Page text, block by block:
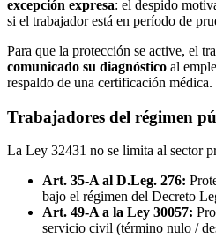
excepción expresa: el despido
si el trabajador está en período de
Para que la protección se active, el
comunicado su diagnóstico al
respaldo de una certificación médica.
Trabajadores del régimen
La Ley 32431 no se limita al sector
Art. 35-A al D.Leg. 276:
bajo el régimen del Decreto
Art. 49-A a la Ley 30057:
servicio civil (término nulo /